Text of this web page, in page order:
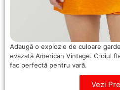
Adaugă o explozie de culoare
evazată American Vintage. Croiul
fac perfectă pentru vară.
Vezi